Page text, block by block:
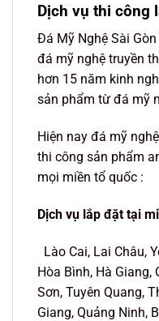
Dịch vụ thi công
Đá Mỹ Nghệ Sài
đá mỹ nghệ truyền
hơn 15 năm kinh
sản phẩm từ đá mỹ
Hiện nay đá mỹ
thi công sản phẩm
mọi miền tổ quốc :
Dịch vụ lắp đặt tại
Lào Cai, Lai Châu,
Hòa Bình, Hà Giang,
Sơn, Tuyên Quang,
Giang, Quảng Ninh,